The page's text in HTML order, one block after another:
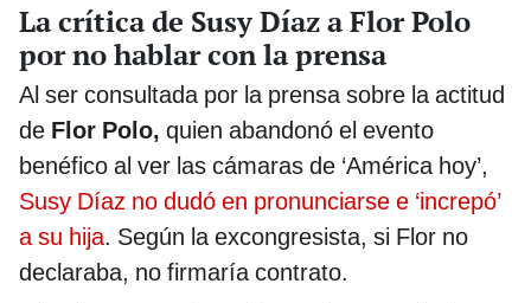
La crítica de Susy Díaz a Flor Polo
por no hablar con la prensa
Al ser consultada por la prensa sobre la actitud
de Flor Polo, quien abandonó el evento
benéfico al ver las cámaras de ‘América hoy’,
Susy Díaz no dudó en pronunciarse e ‘increpó’
a su hija. Según la excongresista, si Flor no
declaraba, no firmaría contrato.